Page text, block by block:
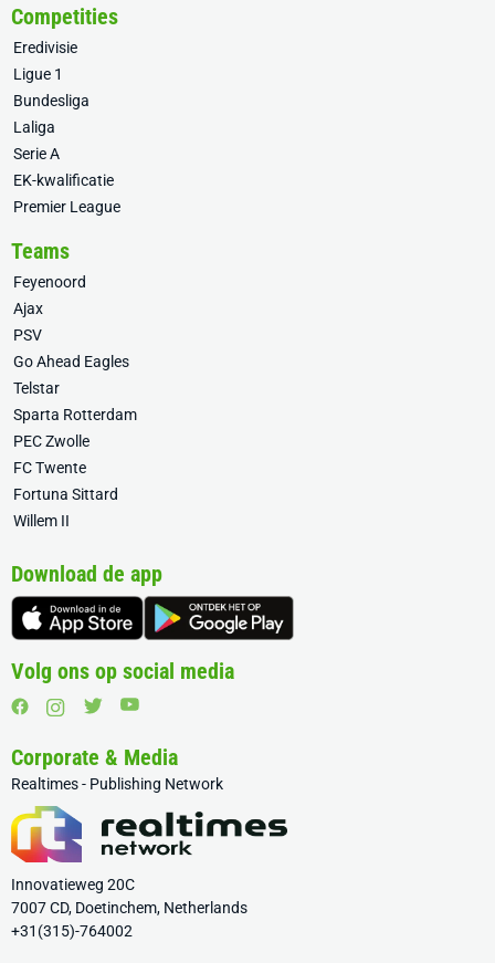
Competities
Eredivisie
Ligue 1
Bundesliga
Laliga
Serie A
EK-kwalificatie
Premier League
Teams
Feyenoord
Ajax
PSV
Go Ahead Eagles
Telstar
Sparta Rotterdam
PEC Zwolle
FC Twente
Fortuna Sittard
Willem II
Download de app
Volg ons op social media
Corporate & Media
Realtimes - Publishing Network
Innovatieweg 20C
7007 CD, Doetinchem, Netherlands
+31(315)-764002